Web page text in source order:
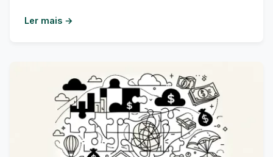
rurais, uma modalidade que tem ganhado cada vez
Ler mais →